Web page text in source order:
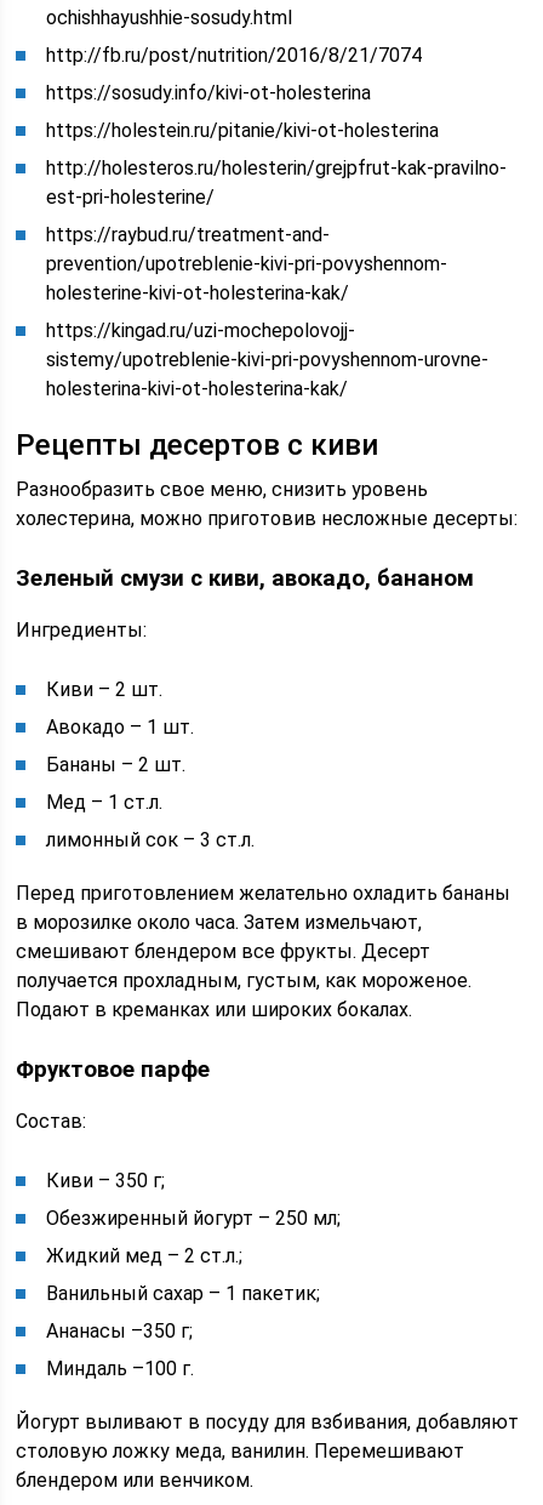
ochishhayushhie-sosudy.html
http://fb.ru/post/nutrition/2016/8/21/7074
https://sosudy.info/kivi-ot-holesterina
https://holestein.ru/pitanie/kivi-ot-holesterina
http://holesteros.ru/holesterin/grejpfrut-kak-pravilno-
est-pri-holesterine/
https://raybud.ru/treatment-and-
prevention/upotreblenie-kivi-pri-povyshennom-
holesterine-kivi-ot-holesterina-kak/
https://kingad.ru/uzi-mochepolovojj-
sistemy/upotreblenie-kivi-pri-povyshennom-urovne-
holesterina-kivi-ot-holesterina-kak/
Рецепты десертов с киви
Разнообразить свое меню, снизить уровень
холестерина, можно приготовив несложные десерты:
Зеленый смузи с киви, авокадо, бананом
Ингредиенты:
Киви – 2 шт.
Авокадо – 1 шт.
Бананы – 2 шт.
Мед – 1 ст.л.
лимонный сок – 3 ст.л.
Перед приготовлением желательно охладить бананы
в морозилке около часа. Затем измельчают,
смешивают блендером все фрукты. Десерт
получается прохладным, густым, как мороженое.
Подают в креманках или широких бокалах.
Фруктовое парфе
Состав:
Киви – 350 г;
Обезжиренный йогурт – 250 мл;
Жидкий мед – 2 ст.л.;
Ванильный сахар – 1 пакетик;
Ананасы –350 г;
Миндаль –100 г.
Йогурт выливают в посуду для взбивания, добавляют
столовую ложку меда, ванилин. Перемешивают
блендером или венчиком.